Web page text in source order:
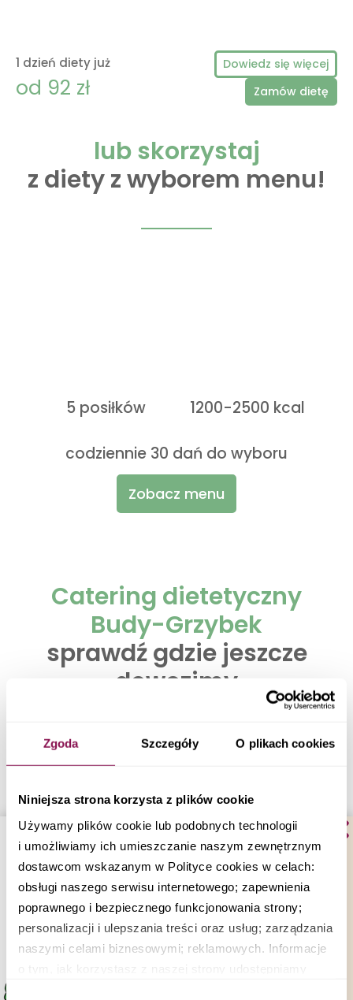
Zgoda Szczegóły O plikach cookies
Niniejsza strona korzysta z plików cookie
Używamy plików cookie lub podobnych technologii
i umożliwiamy ich umieszczanie naszym zewnętrznym
dostawcom wskazanym w Polityce cookies w celach:
obsługi naszego serwisu internetowego; zapewnienia
poprawnego i bezpiecznego funkcjonowania strony;
personalizacji i ulepszania treści oraz usług; zarządzania
naszymi celami biznesowymi; reklamowych. Informacje
o tym, jak korzystasz z naszej strony udostępniamy
1 dzień diety już
od 92 zł
Dowiedz się więcej
Zamów dietę
lub skorzystaj
z diety z wyborem menu!
5 posiłków 1200-2500 kcal
codziennie 30 dań do wyboru
Zobacz menu
Catering dietetyczny
Budy-Grzybek
sprawdź gdzie jeszcze
dowozimy
Catering Dietetyczny Warszawa
Catering Dietetyczny Otwock
Catering Dietetyczny Konstancin Jeziorna
Catering Dietetyczny Radom